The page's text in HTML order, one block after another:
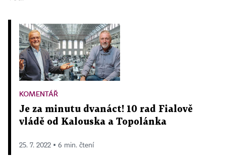
KOMENTÁŘ
Je za minutu dvanáct! 10 rad Fialově
vládě od Kalouska a Topolánka
25. 7. 2022 ▪ 6 min. čtení